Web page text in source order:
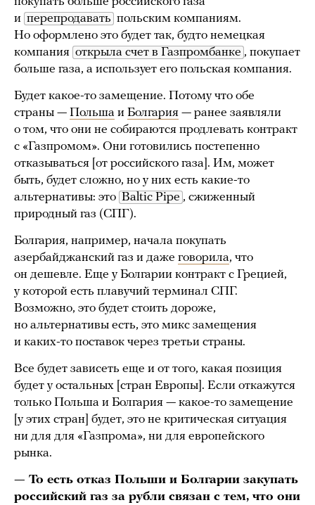
и перепродавать польским компаниям.
Но оформлено это будет так, будто немецкая
компания открыла счет в Газпромбанке , покупает
больше газа, а использует его польская компания.
Будет какое-то замещение. Потому что обе
страны — Польша и Болгария — ранее заявляли
о том, что они не собираются продлевать контракт
с «Газпромом». Они готовились постепенно
отказываться [от российского газа]. Им, может
быть, будет сложно, но у них есть какие-то
альтернативы: это Baltic Pipe , сжиженный
природный газ (СПГ).
Болгария, например, начала покупать
азербайджанский газ и даже говорила, что
он дешевле. Еще у Болгарии контракт с Грецией,
у которой есть плавучий терминал СПГ.
Возможно, это будет стоить дороже,
но альтернативы есть, это микс замещения
и каких-то поставок через третьи страны.
Все будет зависеть еще и от того, какая позиция
будет у остальных [стран Европы]. Если откажутся
только Польша и Болгария — какое-то замещение
[у этих стран] будет, это не критическая ситуация
ни для для «Газпрома», ни для европейского
рынка.
— То есть отказ Польши и Болгарии закупать
российский газ за рубли связан с тем, что они